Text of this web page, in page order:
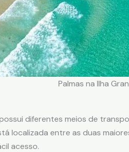
Palmas na Ilha
diferentes meios de
localizada entre as duas
acesso.